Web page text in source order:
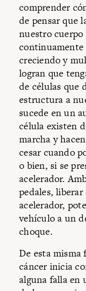
comprender
de pensar que
nuestro
creciendo y
logran que
de células que
estructura a
sucede en un
célula existen
marcha y
cesar cuando
o bien, si se
acelerador.
pedales,
acelerador,
vehículo a un
choque.
De esta misma
cáncer inicia
alguna falla en